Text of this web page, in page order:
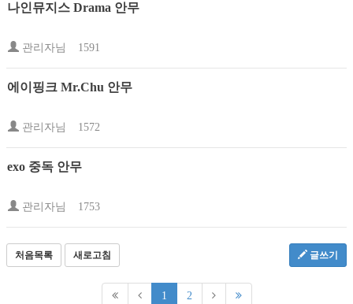
나인뮤지스 Drama 안무
관리자님 1591
에이핑크 Mr.Chu 안무
관리자님 1572
exo 중독 안무
관리자님 1753
처음목록 새로고침 글쓰기
1 2